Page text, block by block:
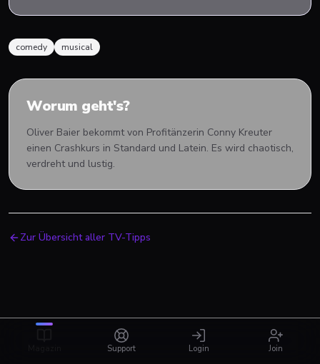
comedy musical
Worum geht's?
Oliver Baier bekommt von Profitänzerin Conny Kreuter
einen Crashkurs in Standard und Latein. Es wird chaotisch,
verdreht und lustig.
Zur Übersicht aller TV-Tipps
Support Login Join